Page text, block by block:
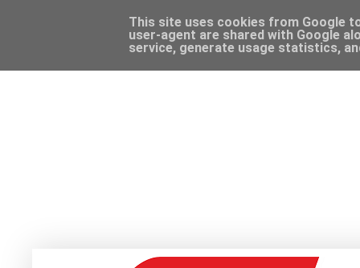
This site uses cookies from Google
user-agent are shared with Google
service, generate usage statistics,